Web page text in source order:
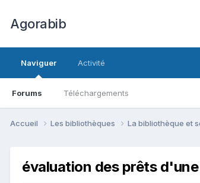
Agorabib
Naviguer
Forums Téléchargements
Activité
Accueil Les bibliothèques La bibliothèque et
évaluation des prêts